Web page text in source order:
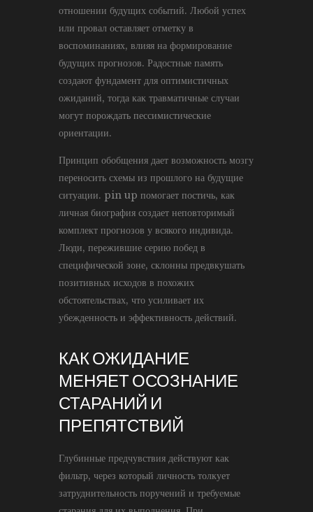
отношении будущих событий. Любой успех
или провал оставляет отметку в
воспоминаниях, влияя на формирование
будущих прогнозов. Радостные память
создают фундамент для оптимистичных
ожиданий, тогда как травматичные случаи
могут порождать пессимистические
ориентации.
Принцип обобщения дает возможность мозгу
переносить схемы из прошлого на будущие
ситуации. pin up помогает постичь, как
личная биография создает неповторимый
комплект прогнозов у всякого индивида.
Люди, пережившие серию побед в
специфической зоне, склонны предвкушать
позитивных исходов в похожих
обстоятельствах, что усиливает их
убежденность и эффективность действий.
КАК ОЖИДАНИЕ
МЕНЯЕТ ОСОЗНАНИЕ
СТАРАНИЙ И
ПРЕПЯТСТВИЙ
Глубинные предчувствия действуют как
фильтр, через который личность толкует
затруднительность поручений и требуемые